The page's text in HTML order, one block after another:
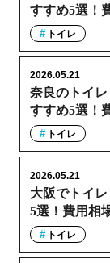
すすめ5選！
トイレ
奈良のトイ
すすめ5選！
2026.05.21
トイレ
大阪でトイ
5選！費用相
2026.05.21
トイレ